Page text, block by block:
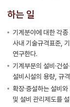
하는 일
기계분야에 대한 각
사내 기술규격표준,
연구한다.
기계부문의 설비·건
설비시설의 용량, 규
확장·증설하는 설비
및 설비 관리제도를